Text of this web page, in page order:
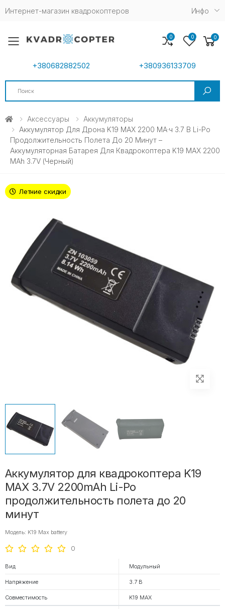
Интернет-магазин квадрокоптеров Инфо
Toggle mobile menu
+380682882502 +380936133709
Search
0 0 0
Аксессуары
Аккумуляторы
Аккумулятор Для Дрона K19 MAX 2200 МА·ч 3.7 В Li-Po
Продолжительность Полета До 20 Минут –
Аккумуляторная Батарея Для Квадрокоптера K19 MAX 2200
MAh 3.7V (черный)
Летние скидки
Аккумулятор для квадрокоптера K19
MAX 3.7V 2200mAh Li-Po
продолжительность полета до 20
минут
Модель: K19 Max battery
0
Вид Модульный
Напряжение 3.7 В
Совместимость K19 MAX